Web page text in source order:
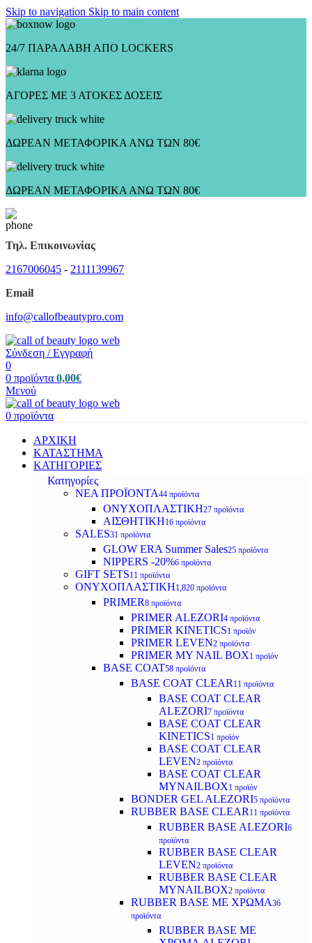
Skip to navigation Skip to main content
24/7 ΠΑΡΑΛΑΒΗ ΑΠΟ LOCKERS
ΑΓΟΡΕΣ ΜΕ 3 ΑΤΟΚΕΣ ΔΟΣΕΙΣ
ΔΩΡΕΑΝ ΜΕΤΑΦΟΡΙΚΑ ΑΝΩ ΤΩΝ 80€
ΔΩΡΕΑΝ ΜΕΤΑΦΟΡΙΚΑ ΑΝΩ ΤΩΝ 80€
Τηλ. Επικοινωνίας
2167006045 - 2111139967
Email
info@callofbeautypro.com
Σύνδεση / Εγγραφή
0
0 προϊόντα 0,00€
Μενού
0 προϊόντα
ΑΡΧΙΚΗ
ΚΑΤΑΣΤΗΜΑ
ΚΑΤΗΓΟΡΙΕΣ
Κατηγορίες
ΝΕΑ ΠΡΟΪΟΝΤΑ44 προϊόντα
ΟΝΥΧΟΠΛΑΣΤΙΚΗ27 προϊόντα
ΑΙΣΘΗΤΙΚΗ16 προϊόντα
SALES31 προϊόντα
GLOW ERA Summer Sales25 προϊόντα
NIPPERS -20%6 προϊόντα
GIFT SETS11 προϊόντα
ΟΝΥΧΟΠΛΑΣΤΙΚΗ1,820 προϊόντα
PRIMER8 προϊόντα
PRIMER ALEZORI4 προϊόντα
PRIMER KINETICS1 προϊόν
PRIMER LEVEN2 προϊόντα
PRIMER MY NAIL BOX1 προϊόν
BASE COAT58 προϊόντα
BASE COAT CLEAR 11 προϊόντα
BASE COAT CLEAR
ALEZORI7 προϊόντα
BASE COAT CLEAR
KINETICS1 προϊόν
BASE COAT CLEAR
LEVEN2 προϊόντα
BASE COAT CLEAR
MYNAILBOX1 προϊόν
BONDER GEL ALEZORI5 προϊόντα
RUBBER BASE CLEAR 11 προϊόντα
RUBBER BASE ALEZORI6
προϊόντα
RUBBER BASE CLEAR
LEVEN2 προϊόντα
RUBBER BASE CLEAR
MYNAILBOX2 προϊόντα
RUBBER BASE ΜΕ ΧΡΩΜΑ36
προϊόντα
RUBBER BASE ΜΕ